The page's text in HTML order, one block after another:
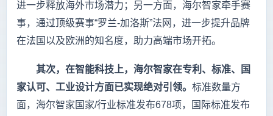
进一步释放海外市场潜力；另一方面，海尔智家牵手赛
事，通过顶级赛事“罗兰-加洛斯”法网，进一步提升品牌
在法国以及欧洲的知名度，助力高端市场开拓。
其次，在智能科技上，海尔智家在专利、标准、国
家认可、工业设计方面已实现绝对引领。 标准数量方
面，海尔智家国家/行业标准发布678项，国际标准发布